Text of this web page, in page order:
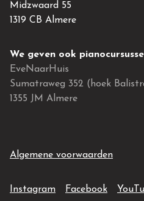
Midzwaard 55
1319 CB Almere
We geven ook
EveNaarHuis
Sumatraweg 352 (hoek
1355 JM Almere
Algemene voorwaarden
InstagramEF2 (opent in een
FacebookEF2